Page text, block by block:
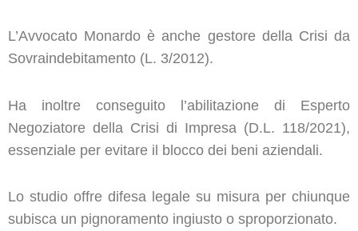
L’Avvocato Monardo è anche gestore della Crisi da
Sovraindebitamento (L. 3/2012).
Ha inoltre conseguito l’abilitazione di Esperto
Negoziatore della Crisi di Impresa (D.L. 118/2021),
essenziale per evitare il blocco dei beni aziendali.
Lo studio offre difesa legale su misura per chiunque
subisca un pignoramento ingiusto o sproporzionato.